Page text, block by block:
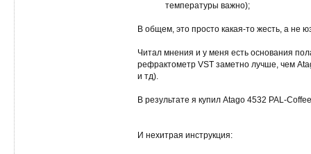
температуры важно);
В общем, это просто какая-то жесть, а не
Читал мнения и у меня есть основания
рефрактометр VST заметно лучше, чем
и тд).
В результате я купил Atago 4532 PAL-
И нехитрая инструкция: